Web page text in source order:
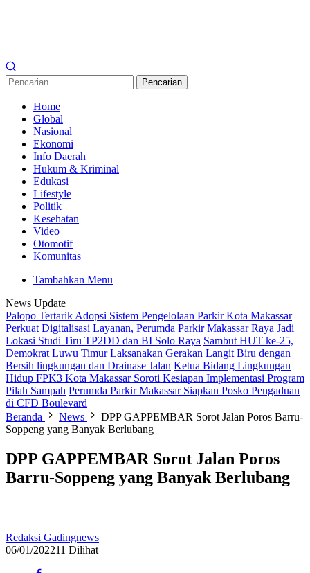
Pencarian
Home
Global
Nasional
Ekonomi
Info Daerah
Hukum & Kriminal
Edukasi
Lifestyle
Politik
Kesehatan
Video
Otomotif
Komunitas
Tambahkan Menu
News Update
Palopo Tertarik Adopsi Sistem Pengelolaan Parkir Kota Makassar
Perkuat Digitalisasi Layanan, Perumda Parkir Makassar Raya Jadi
Lokasi Studi Tiru TP2DD dan BI Solo Raya Sambut HUT ke-25,
Demokrat Luwu Timur Laksanakan Gerakan Langit Biru dengan
Bersih lingkungan dan Drainase Jalan Ketua Bidang Lingkungan
Hidup FPK3 Kota Makassar Soroti Kesiapan Implementasi Program
Pilah Sampah Perumda Parkir Makassar Siapkan Posko Pengaduan
di CFD Boulevard
Beranda
News
DPP GAPPEMBAR Sorot Jalan Poros Barru-
Soppeng yang Banyak Berlubang
DPP GAPPEMBAR Sorot Jalan Poros
Barru-Soppeng yang Banyak Berlubang
Redaksi Gadingnews
06/01/202211 Dilihat